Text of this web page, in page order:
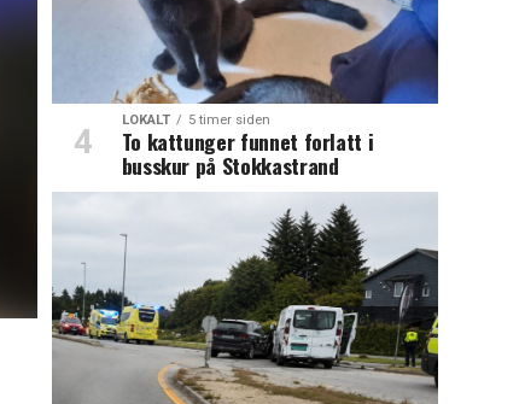
LOKALT 5 timer siden
To kattunger funnet forlatt i
busskur på Stokkastrand